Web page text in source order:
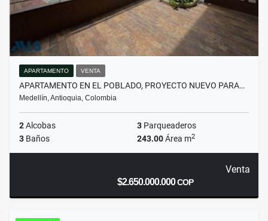
APARTAMENTO VENTA
APARTAMENTO EN EL POBLADO, PROYECTO NUEVO PARA…
Medellín, Antioquia, Colombia
2Alcobas 3 Parqueaderos
3 Baños 243.00Área m2
Venta
$2.650.000.000COP